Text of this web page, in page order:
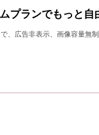
プランでもっと自
、広告非表示、画像容量無